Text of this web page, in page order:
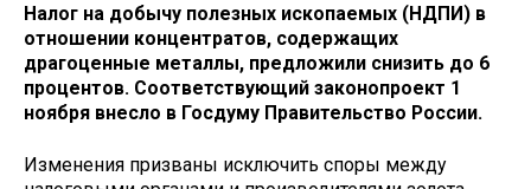
Налог на добычу полезных ископаемых (НДПИ) в
отношении концентратов, содержащих
драгоценные металлы, предложили снизить до 6
процентов. Соответствующий законопроект 1
ноября внесло в Госдуму Правительство России.
Изменения призваны исключить споры между